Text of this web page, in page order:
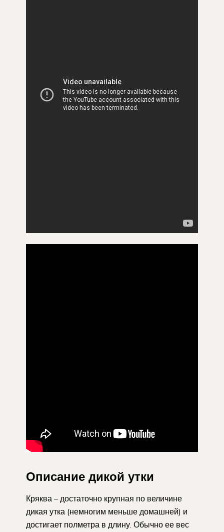
Описание дикой утки
Кряква – достаточно крупная по величине
дикая утка (немногим меньше домашней) и
достигает полметра в длину. Обычно ее вес